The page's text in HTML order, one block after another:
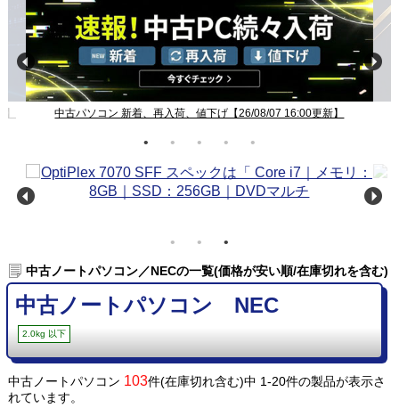
中古パソコン 新着、再入荷、値下げ【26/08/07 16:00更新】
中古ノートパソコン／NECの一覧(価格が安い順/在庫切れを含む)
中古ノートパソコン NEC
2.0kg 以下
中古ノートパソコン 103件(在庫切れ含む)中 1-20件の製品が表示さ
れています。